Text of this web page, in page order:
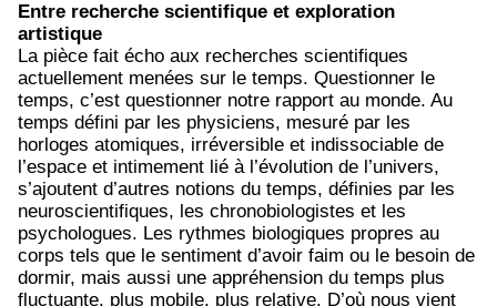
Entre recherche scientifique et exploration
artistique
La pièce fait écho aux recherches scientifiques
actuellement menées sur le temps. Questionner le
temps, c’est questionner notre rapport au monde. Au
temps défini par les physiciens, mesuré par les
horloges atomiques, irréversible et indissociable de
l’espace et intimement lié à l’évolution de l’univers,
s’ajoutent d’autres notions du temps, définies par les
neuroscientifiques, les chronobiologistes et les
psychologues. Les rythmes biologiques propres au
corps tels que le sentiment d’avoir faim ou le besoin de
dormir, mais aussi une appréhension du temps plus
fluctuante, plus mobile, plus relative. D’où nous vient